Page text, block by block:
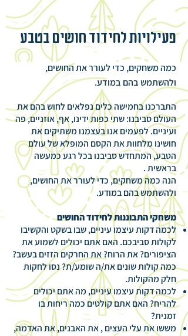
פעילויות לחידוד חושים בטבע
כמה משחקים, כדי לעורר את החושים,
ולהשתמש בהם במודע.
התברכנו בחמישה כלים נפלאים לחוש בהם את
העולם סביבנו: שתי כפות ידינו, אף, אוזניים, פה
ועיניים. לפעמים אנו בעצמנו משתיקים את
חושינו מלחוות את הקסם המופלא של עולם
הטבע, המתחדש סביבנו בכל רגע כמעשה
בראשית .
הנה כמה משחקים, כדי לעורר את החושים,
ולהשתמש בהם במודע.
משחקי התבוננות לחידוד החושים
לכמה דקות עיצמו עיניים, שבו בשקט והקשיבו
לקולות סביבכם. האם אתם יכולים לשמוע את
הציפורים? את הרוח? את החרקים הזזים בעשב?
כמה קולות שונים את/ה שומע/ת? נסו לחקות
חלק מהקולות.
לכמה דקות עיצמו עיניים, מה אתם יכולים
להריח? האם אתם קולטים כמה ריחות בו
זמנית?
מששו את עלי העצים , את האבנים, את האדמה,